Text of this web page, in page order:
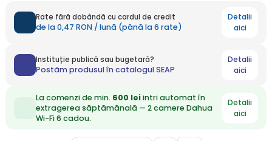
Rate fără dobândă cu cardul de credit
de la 0,47 RON / lună (până la 6 rate)
Detalii
aici
Instituție publică sau bugetară?
Postăm produsul în catalogul SEAP
Detalii
aici
La comenzi de min. 600 leiintri automat în
extragerea săptămânală — 2 camere Dahua
Wi-Fi 6 cadou.
Detalii
aici